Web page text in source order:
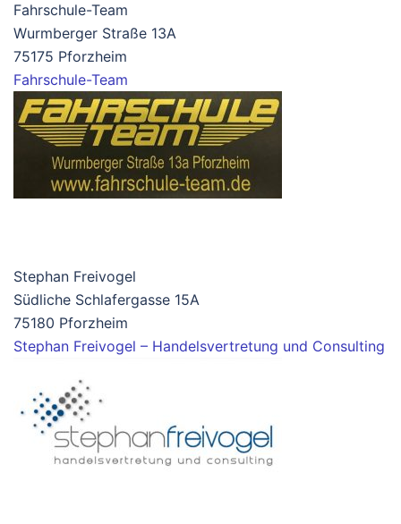
Fahrschule-Team
Wurmberger Straße 13A
75175 Pforzheim
Fahrschule-Team
Stephan Freivogel
Südliche Schlafergasse 15A
75180 Pforzheim
Stephan Freivogel – Handelsvertretung und Consulting